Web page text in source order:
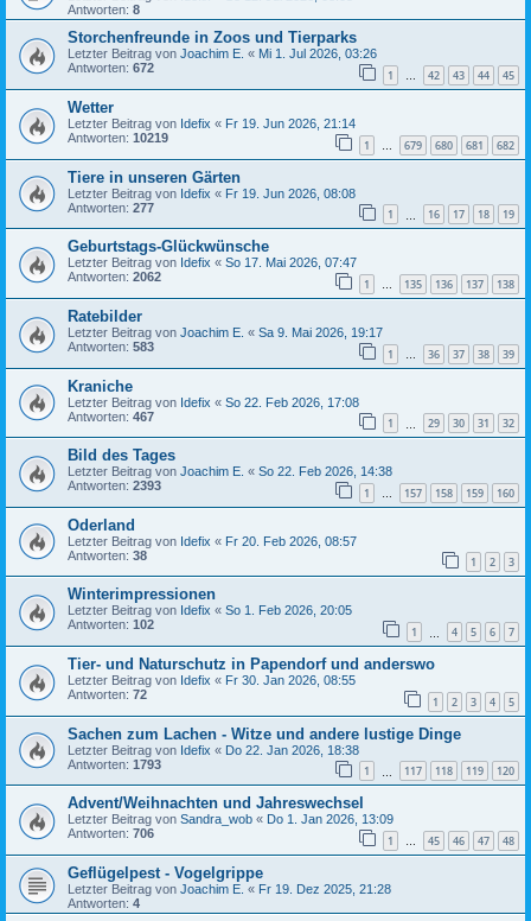
Antworten: 8
Storchenfreunde in Zoos und Tierparks
Letzter Beitrag von Joachim E. « Mi 1. Jul 2026, 03:26
Antworten: 672 1 … 42 43 44 45
Wetter
Letzter Beitrag von Idefix « Fr 19. Jun 2026, 21:14
Antworten: 10219 1 … 679 680 681 682
Tiere in unseren Gärten
Letzter Beitrag von Idefix « Fr 19. Jun 2026, 08:08
Antworten: 277 1 16 17 18 19
Geburtstags-Glückwünsche
Letzter Beitrag von Idefix « So 17. Mai 2026, 07:47
Antworten: 2062 1 … 135 136 137 138
Ratebilder
Letzter Beitrag von Joachim E. « Sa 9. Mai 2026, 19:17
Antworten: 583 1 … 36 37 38 39
Kraniche
Letzter Beitrag von Idefix « So 22. Feb 2026, 17:08
Antworten: 467 1 29 30 31 32
Bild des Tages
Letzter Beitrag von Joachim E. « So 22. Feb 2026, 14:38
Antworten: 2393 1 … 157 158 159 160
Oderland
Letzter Beitrag von Idefix « Fr 20. Feb 2026, 08:57
Antworten: 38 1 2 3
Winterimpressionen
Letzter Beitrag von Idefix « So 1. Feb 2026, 20:05
Antworten: 102 1 4 5 6 7
Tier- und Naturschutz in Papendorf und anderswo
Letzter Beitrag von Idefix « Fr 30. Jan 2026, 08:55
Antworten: 72 1 2 3 4 5
Sachen zum Lachen - Witze und andere lustige Dinge
Letzter Beitrag von Idefix « Do 22. Jan 2026, 18:38
Antworten: 1793 1 117 118 119 120
Advent/Weihnachten und Jahreswechsel
Letzter Beitrag von Sandra_wob « Do 1. Jan 2026, 13:09
Antworten: 706 1 … 45 46 47 48
Geflügelpest - Vogelgrippe
Letzter Beitrag von Joachim E. « Fr 19. Dez 2025, 21:28
Antworten: 4